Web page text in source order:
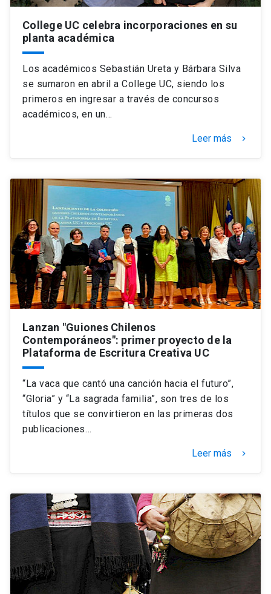
College UC celebra incorporaciones en su
planta académica
Los académicos Sebastián Ureta y Bárbara Silva
se sumaron en abril a College UC, siendo los
primeros en ingresar a través de concursos
académicos, en un…
Leer más keyboard_arrow_right
Lanzan "Guiones Chilenos
Contemporáneos": primer proyecto de la
Plataforma de Escritura Creativa UC
“La vaca que cantó una canción hacia el futuro”,
“Gloria” y “La sagrada familia”, son tres de los
títulos que se convirtieron en las primeras dos
publicaciones…
Leer más keyboard_arrow_right